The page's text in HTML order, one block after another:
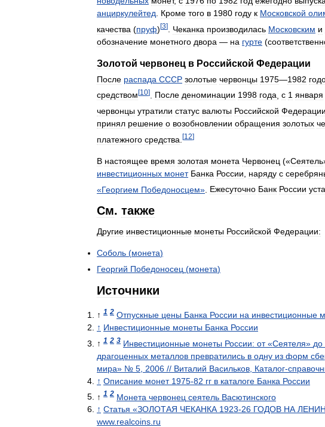
анциркулейтед
Кроме того в 1980 году к Московской
качества (пруф) [3] Чеканка производилась Московским и
обозначение монетного двора — на гурте (
Золотой червонец в Российской Федерации
После распада СССР золотые червонцы 1975—1982
средством[10] После деноминации 1998 года с 1 января
червонцы утратили статус валюты Российской Федерации
принял решение о возобновлении обращения золотых
платежного средства [12]
В настоящее время золотая монета Червонец («Сеятель
инвестиционных монет Банка России наряду с
«Георгием Победоносцем» Ежесуточно Банк России
См. также
Другие инвестиционные монеты Российской Федерации:
Соболь (монета)
Георгий Победоносец (монета)
Источники
↑ 1 2 Отпускные цены Банка России на инвестиционные
↑ Инвестиционные монеты Банка России
↑ 1 2 3 Инвестиционные монеты России: от«Сеятеля» до
драгоценных металлов превратились в одну из форм
мира» № 5 2006 // Виталий Васильков Каталог-
↑ Описание монет 1975-82 гг в каталоге Банка России
↑ 1 2 Монета червонец сеятель Васютинского
↑ Статья «ЗОЛОТАЯ ЧЕКАНКА 1923-26 ГОДОВ НА
www.realcoins.ru